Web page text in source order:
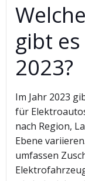
gibt
2023?
Im Jahr 2023
für
nach Region,
Ebene
umfassen